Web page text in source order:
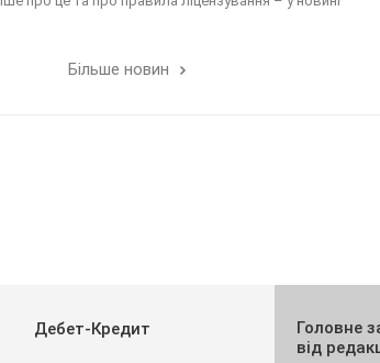
Більше новин
Дебет-Кредит
Головне
від